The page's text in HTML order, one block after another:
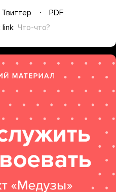
Твиттер
PDF
link Что-что?